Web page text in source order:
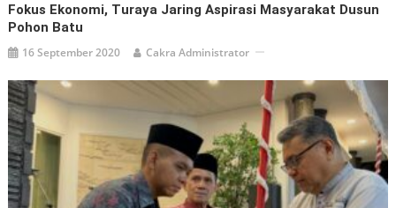
Fokus Ekonomi, Turaya Jaring Aspirasi Masyarakat Dusun
Pohon Batu
16 September 2020 Cakra Administrator